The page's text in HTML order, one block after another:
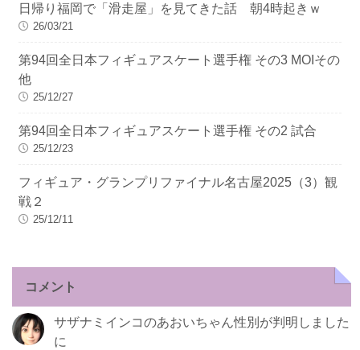
日帰り福岡で「滑走屋」を見てきた話 朝4時起きｗ
26/03/21
第94回全日本フィギュアスケート選手権 その3 MOIその
他
25/12/27
第94回全日本フィギュアスケート選手権 その2 試合
25/12/23
フィギュア・グランプリファイナル名古屋2025（3）観
戦２
25/12/11
コメント
サザナミインコのあおいちゃん性別が判明しました
に